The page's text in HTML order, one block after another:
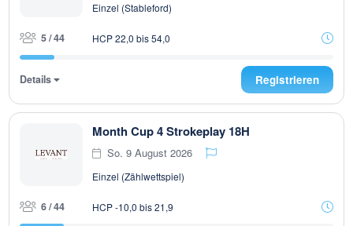
Einzel (Stableford)
5 / 44 HCP 22,0 bis 54,0
Details Registrieren
Month Cup 4 Strokeplay 18H
So. 9 August 2026
Einzel (Zählwettspiel)
6 / 44 HCP -10,0 bis 21,9